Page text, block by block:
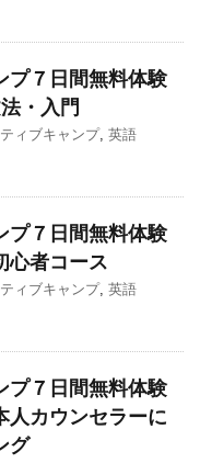
プ７日間無料体験
・入門
ィブキャンプ, 英語
プ７日間無料体験
心者コース
ィブキャンプ, 英語
プ７日間無料体験
人カウンセラーに
グ